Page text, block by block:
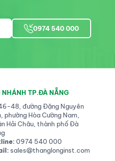
0974 540 000
NHÁNH TP.ĐÀ NẴNG
48, đường Đặng Nguyên
phường Hòa Cường Nam,
Hải Châu, thành phố Đà
0974 540 000
sales@thanglonginst.com